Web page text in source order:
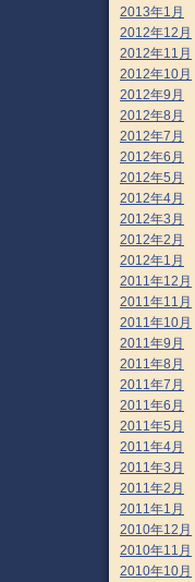
2013年1月
2012年12月
2012年11月
2012年10月
2012年9月
2012年8月
2012年7月
2012年6月
2012年5月
2012年4月
2012年3月
2012年2月
2012年1月
2011年12月
2011年11月
2011年10月
2011年9月
2011年8月
2011年7月
2011年6月
2011年5月
2011年4月
2011年3月
2011年2月
2011年1月
2010年12月
2010年11月
2010年10月